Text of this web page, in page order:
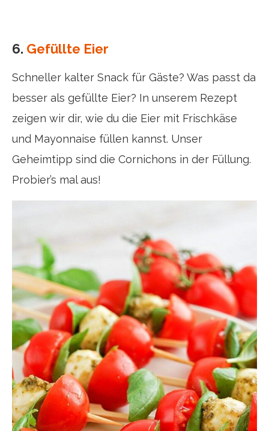
6. Gefüllte Eier
Schneller kalter Snack für Gäste? Was passt da
besser als gefüllte Eier? In unserem Rezept
zeigen wir dir, wie du die Eier mit Frischkäse
und Mayonnaise füllen kannst. Unser
Geheimtipp sind die Cornichons in der Füllung.
Probier’s mal aus!